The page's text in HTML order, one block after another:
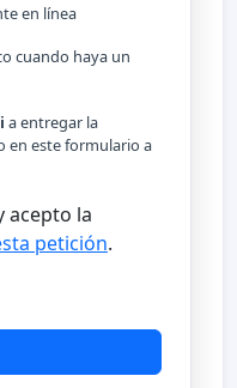
en línea
cuando haya un
a entregar la
en este formulario a
acepto la
petición.